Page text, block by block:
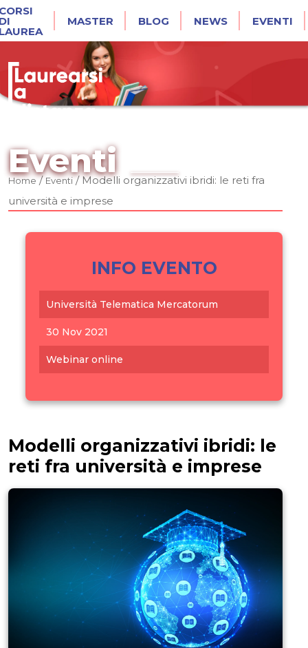
MASTER BLOG NEWS EVENTI
Eventi
Home/Eventi/Modelli organizzativi ibridi: le reti fra
università e imprese
INFO EVENTO
Università Telematica Mercatorum
30 Nov 2021
Webinar online
Modelli organizzativi ibridi: le
reti fra università e imprese